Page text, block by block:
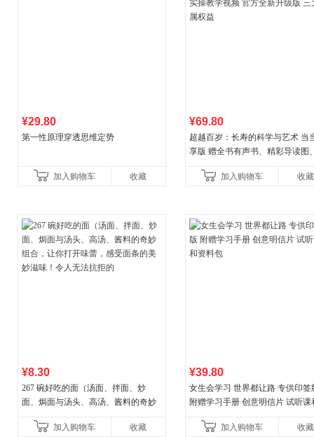
¥29.80
第一性原理穿透思维定势
加入购物车 收藏
¥69.80
超越百岁：长寿的科学与艺术 当
享版 赠全书有声书、精彩导读图
权益
加入购物车 收藏
¥8.30
267 碗好吃的面（汤面、拌面、炒
面、焗面与汤头、高汤、酱料的奇妙
妙滋味！令人无法抗拒的
加入购物车 收藏
¥39.80
女生会学习 世界都让路 专供印签
附赠学习手册 创意明信片 试听课
加入购物车
收藏